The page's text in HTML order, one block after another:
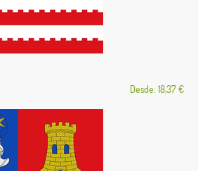
Desde: 18,37 €